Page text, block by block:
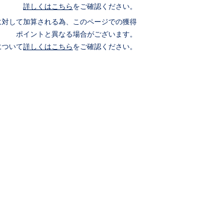
詳しくはこちら をご確認ください。
して加算される為、このページでの獲得
ポイントと異なる場合がございます。
ついて詳しくはこちら をご確認ください。